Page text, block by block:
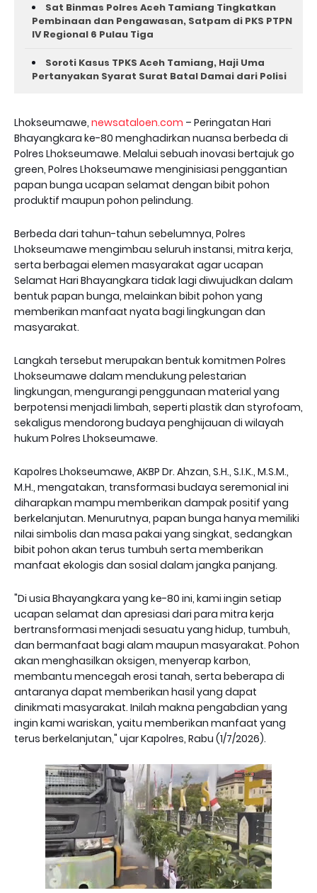
Sat Binmas Polres Aceh Tamiang Tingkatkan
Pembinaan dan Pengawasan, Satpam di PKS PTPN
IV Regional 6 Pulau Tiga
Soroti Kasus TPKS Aceh Tamiang, Haji Uma
Pertanyakan Syarat Surat Batal Damai dari Polisi
Lhokseumawe, newsataloen.com – Peringatan Hari
Bhayangkara ke-80 menghadirkan nuansa berbeda di
Polres Lhokseumawe. Melalui sebuah inovasi bertajuk go
green, Polres Lhokseumawe menginisiasi penggantian
papan bunga ucapan selamat dengan bibit pohon
produktif maupun pohon pelindung.
Berbeda dari tahun-tahun sebelumnya, Polres
Lhokseumawe mengimbau seluruh instansi, mitra kerja,
serta berbagai elemen masyarakat agar ucapan
Selamat Hari Bhayangkara tidak lagi diwujudkan dalam
bentuk papan bunga, melainkan bibit pohon yang
memberikan manfaat nyata bagi lingkungan dan
masyarakat.
Langkah tersebut merupakan bentuk komitmen Polres
Lhokseumawe dalam mendukung pelestarian
lingkungan, mengurangi penggunaan material yang
berpotensi menjadi limbah, seperti plastik dan styrofoam,
sekaligus mendorong budaya penghijauan di wilayah
hukum Polres Lhokseumawe.
Kapolres Lhokseumawe, AKBP Dr. Ahzan, S.H., S.I.K., M.S.M.,
M.H., mengatakan, transformasi budaya seremonial ini
diharapkan mampu memberikan dampak positif yang
berkelanjutan. Menurutnya, papan bunga hanya memiliki
nilai simbolis dan masa pakai yang singkat, sedangkan
bibit pohon akan terus tumbuh serta memberikan
manfaat ekologis dan sosial dalam jangka panjang.
"Di usia Bhayangkara yang ke-80 ini, kami ingin setiap
ucapan selamat dan apresiasi dari para mitra kerja
bertransformasi menjadi sesuatu yang hidup, tumbuh,
dan bermanfaat bagi alam maupun masyarakat. Pohon
akan menghasilkan oksigen, menyerap karbon,
membantu mencegah erosi tanah, serta beberapa di
antaranya dapat memberikan hasil yang dapat
dinikmati masyarakat. Inilah makna pengabdian yang
ingin kami wariskan, yaitu memberikan manfaat yang
terus berkelanjutan," ujar Kapolres, Rabu (1/7/2026).